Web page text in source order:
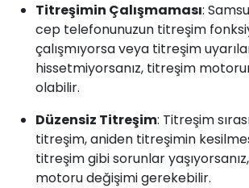
Titreşimin Çalışmaması:
cep telefonunuzun titreşim
çalışmıyorsa veya titreşim
hissetmiyorsanız, titreşim
olabilir.
Düzensiz Titreşim: Titreşim
titreşim, aniden titreşimin
titreşim gibi sorunlar
motoru değişimi gerekebilir.